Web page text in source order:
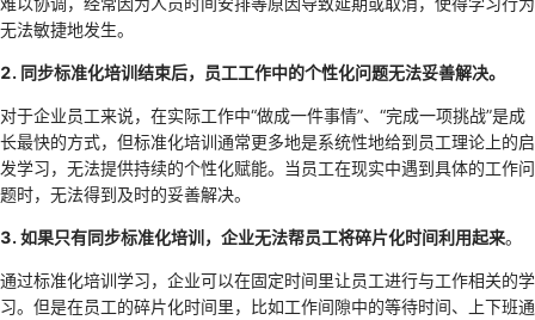
无法敏捷地发生。
2. 同步标准化培训结束后，员工工作中的个性化问题无法妥善解决。
对于企业员工来说，在实际工作中“做成一件事情”、“完成一项挑战”是成
长最快的方式，但标准化培训通常更多地是系统性地给到员工理论上的启
发学习，无法提供持续的个性化赋能。当员工在现实中遇到具体的工作问
题时，无法得到及时的妥善解决。
3. 如果只有同步标准化培训，企业无法帮员工将碎片化时间利用起来。
通过标准化培训学习，企业可以在固定时间里让员工进行与工作相关的学
习。但是在员工的碎片化时间里，比如工作间隙中的等待时间、上下班通